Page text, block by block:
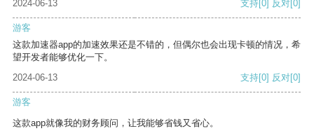
2024-06-13
支持[0] 反对[0]
游客
这款加速器app的加速效果还是不错的，但偶尔也会出现卡顿的情况，希
望开发者能够优化一下。
2024-06-13
支持[0] 反对[0]
游客
这款app就像我的财务顾问，让我能够省钱又省心。